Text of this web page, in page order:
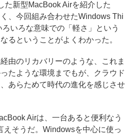
新型MacBook Airを紹介した
、今回組み合わせたWindows Thi
いろな意味での「軽さ」という
るということがよくわかった。
由のリカバリーのような、これま
たような環境までもが、クラウド
あらためて時代の進化を感じさせ
Airは、一台あると便利なう
えそうだ。Windowsを中心に使っ